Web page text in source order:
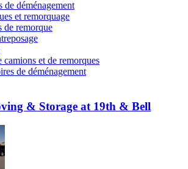
de déménagement
et remorquage
de remorque
camions et de remorques
de déménagement
& Storage at 19th & Bell